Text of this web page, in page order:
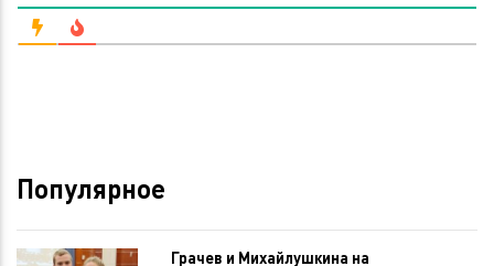
Популярное
Грачев и Михайлушкина на